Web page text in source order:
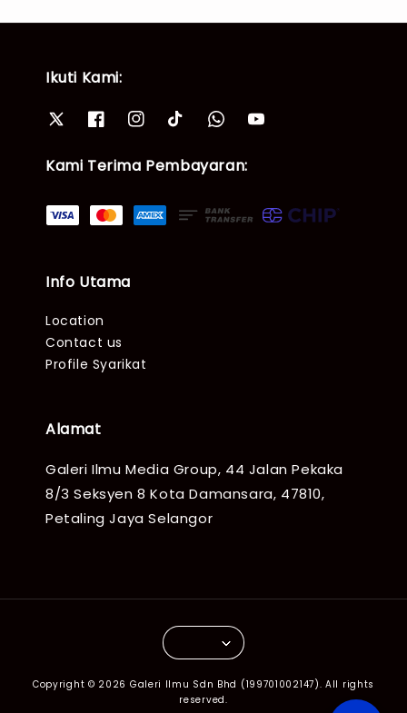
Ikuti Kami:
Kami Terima Pembayaran:
Info Utama
Location
Contact us
Profile Syarikat
Alamat
Galeri Ilmu Media Group, 44 Jalan Pekaka
8/3 Seksyen 8 Kota Damansara, 47810,
Petaling Jaya Selangor
Copyright © 2026 Galeri Ilmu Sdn Bhd (199701002147). All rights
reserved.